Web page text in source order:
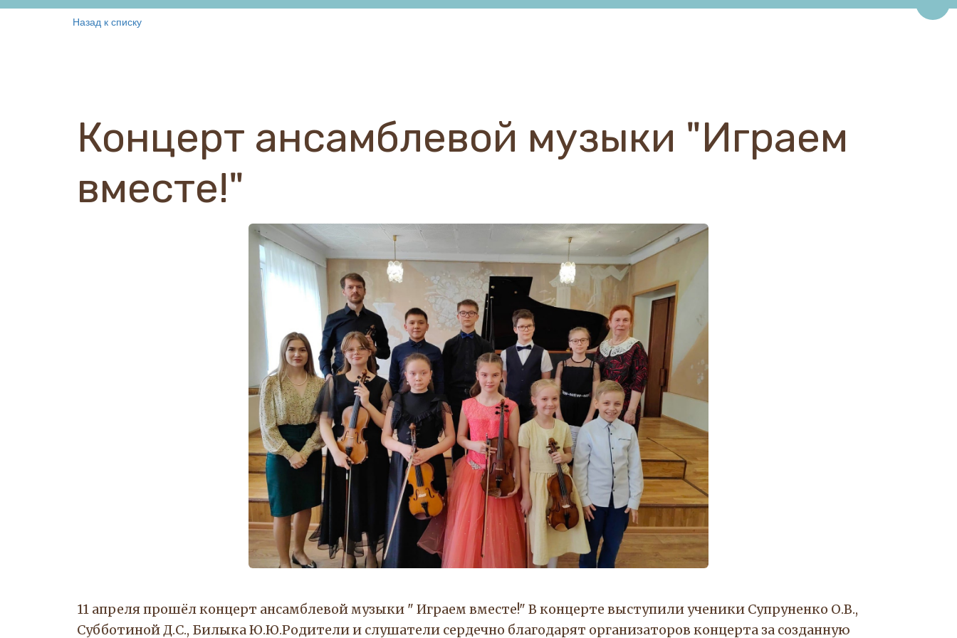
Назад к списку
Концерт ансамблевой музыки "Играем
вместе!"
11 апреля прошёл концерт ансамблевой музыки " Играем вместе!" В концерте выступили ученики Супруненко О.В.,
Субботиной Д.С., Билыка Ю.Ю.Родители и слушатели сердечно благодарят организаторов концерта за созданную